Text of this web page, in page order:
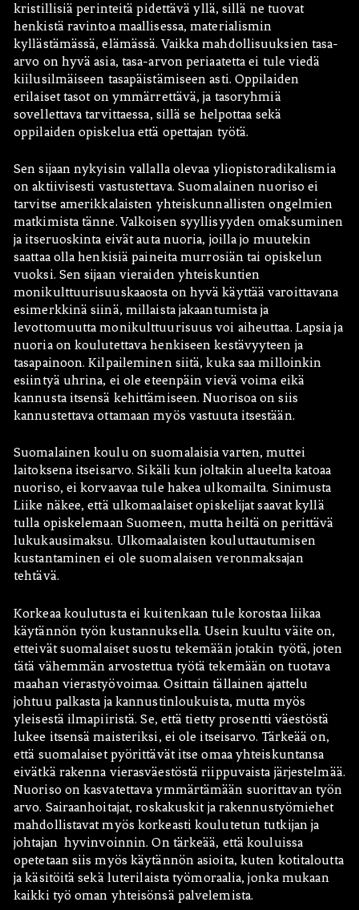
kristillisiä perinteitä pidettävä yllä, sillä ne tuovat
henkistä ravintoa maallisessa, materialismin
kyllästämässä, elämässä. Vaikka mahdollisuuksien tasa-
arvo on hyvä asia, tasa-arvon periaatetta ei tule viedä
kiilusilmäiseen tasapäistämiseen asti. Oppilaiden
erilaiset tasot on ymmärrettävä, ja tasoryhmiä
sovellettava tarvittaessa, sillä se helpottaa sekä
oppilaiden opiskelua että opettajan työtä.
Sen sijaan nykyisin vallalla olevaa yliopistoradikalismia
on aktiivisesti vastustettava. Suomalainen nuoriso ei
tarvitse amerikkalaisten yhteiskunnallisten ongelmien
matkimista tänne. Valkoisen syyllisyyden omaksuminen
ja itseruoskinta eivät auta nuoria, joilla jo muutekin
saattaa olla henkisiä paineita murrosiän tai opiskelun
vuoksi. Sen sijaan vieraiden yhteiskuntien
monikulttuurisuuskaaosta on hyvä käyttää varoittavana
esimerkkinä siinä, millaista jakaantumista ja
levottomuutta monikulttuurisuus voi aiheuttaa. Lapsia ja
nuoria on koulutettava henkiseen kestävyyteen ja
tasapainoon. Kilpaileminen siitä, kuka saa milloinkin
esiintyä uhrina, ei ole eteenpäin vievä voima eikä
kannusta itsensä kehittämiseen. Nuorisoa on siis
kannustettava ottamaan myös vastuuta itsestään.
Suomalainen koulu on suomalaisia varten, muttei
laitoksena itseisarvo. Sikäli kun joltakin alueelta katoaa
nuoriso, ei korvaavaa tule hakea ulkomailta. Sinimusta
Liike näkee, että ulkomaalaiset opiskelijat saavat kyllä
tulla opiskelemaan Suomeen, mutta heiltä on perittävä
lukukausimaksu. Ulkomaalaisten kouluttautumisen
kustantaminen ei ole suomalaisen veronmaksajan
tehtävä.
Korkeaa koulutusta ei kuitenkaan tule korostaa liikaa
käytännön työn kustannuksella. Usein kuultu väite on,
etteivät suomalaiset suostu tekemään jotakin työtä, joten
tätä vähemmän arvostettua työtä tekemään on tuotava
maahan vierastyövoimaa. Osittain tällainen ajattelu
johtuu palkasta ja kannustinloukuista, mutta myös
yleisestä ilmapiiristä. Se, että tietty prosentti väestöstä
lukee itsensä maisteriksi, ei ole itseisarvo. Tärkeää on,
että suomalaiset pyörittävät itse omaa yhteiskuntansa
eivätkä rakenna vierasväestöstä riippuvaista järjestelmää.
Nuoriso on kasvatettava ymmärtämään suorittavan työn
arvo. Sairaanhoitajat, roskakuskit ja rakennustyömiehet
mahdollistavat myös korkeasti koulutetun tutkijan ja
johtajan hyvinvoinnin. On tärkeää, että kouluissa
opetetaan siis myös käytännön asioita, kuten kotitaloutta
ja käsitöitä sekä luterilaista työmoraalia, jonka mukaan
kaikki työ oman yhteisönsä palvelemista.